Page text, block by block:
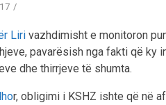
Liri vazhdimisht e monitoron
pavarësish nga fakti që ky
dhe thirrjeve të shumta.
r, obligimi i KSHZ ishte që në